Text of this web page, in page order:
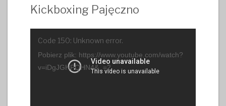
Kickboxing Pajęczno
Code 150: Unknown error.
Pobierz plik: https://www.youtube.com/watch?
v=iDgJGHPQHN4&_=2